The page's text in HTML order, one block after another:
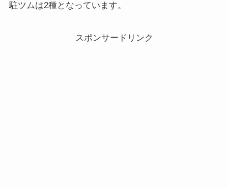
駐ツムは2種となっています。
スポンサードリンク